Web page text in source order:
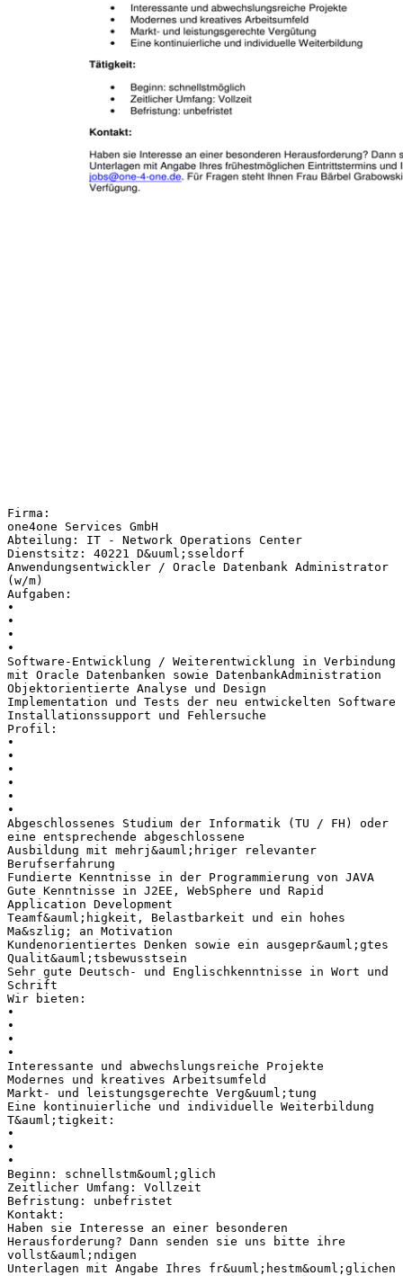
Firma:
one4one Services GmbH
Abteilung: IT - Network Operations Center
Dienstsitz: 40221 D&uuml;sseldorf
Anwendungsentwickler / Oracle Datenbank Administrator
(w/m)
Aufgaben:
•
•
•
•
Software-Entwicklung / Weiterentwicklung in Verbindung
mit Oracle Datenbanken sowie DatenbankAdministration
Objektorientierte Analyse und Design
Implementation und Tests der neu entwickelten Software
Installationssupport und Fehlersuche
Profil:
•
•
•
•
•
•
Abgeschlossenes Studium der Informatik (TU / FH) oder
eine entsprechende abgeschlossene
Ausbildung mit mehrj&auml;hriger relevanter
Berufserfahrung
Fundierte Kenntnisse in der Programmierung von JAVA
Gute Kenntnisse in J2EE, WebSphere und Rapid
Application Development
Teamf&auml;higkeit, Belastbarkeit und ein hohes
Ma&szlig; an Motivation
Kundenorientiertes Denken sowie ein ausgepr&auml;gtes
Qualit&auml;tsbewusstsein
Sehr gute Deutsch- und Englischkenntnisse in Wort und
Schrift
Wir bieten:
•
•
•
•
Interessante und abwechslungsreiche Projekte
Modernes und kreatives Arbeitsumfeld
Markt- und leistungsgerechte Verg&uuml;tung
Eine kontinuierliche und individuelle Weiterbildung
T&auml;tigkeit:
•
•
•
Beginn: schnellstm&ouml;glich
Zeitlicher Umfang: Vollzeit
Befristung: unbefristet
Kontakt:
Haben sie Interesse an einer besonderen
Herausforderung? Dann senden sie uns bitte ihre
vollst&auml;ndigen
Unterlagen mit Angabe Ihres fr&uuml;hestm&ouml;glichen